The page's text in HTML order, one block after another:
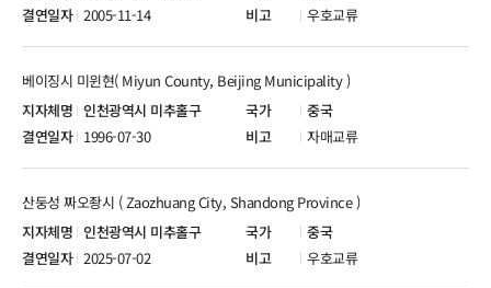
2005-11-14 우호교류
인천광역시 미추홀구 중국
베이징시 미윈현( Miyun County, Beijing Municipality )
1996-07-30 자매교류
인천광역시 미추홀구 중국
산둥성 짜오좡시 ( Zaozhuang City, Shandong Province )
2025-07-02 우호교류